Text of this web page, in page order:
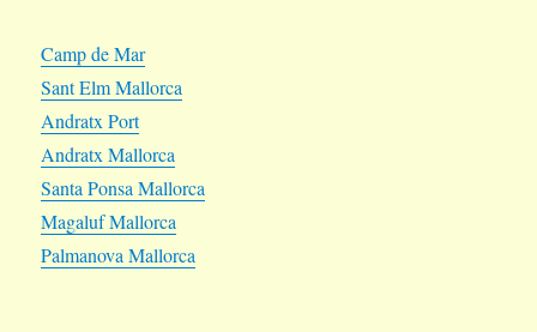
Camp de Mar
Sant Elm Mallorca
Andratx Port
Andratx Mallorca
Santa Ponsa Mallorca
Magaluf Mallorca
Palmanova Mallorca